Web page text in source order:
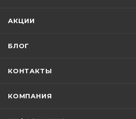
АКЦИИ
БЛОГ
КОНТАКТЫ
КОМПАНИЯ